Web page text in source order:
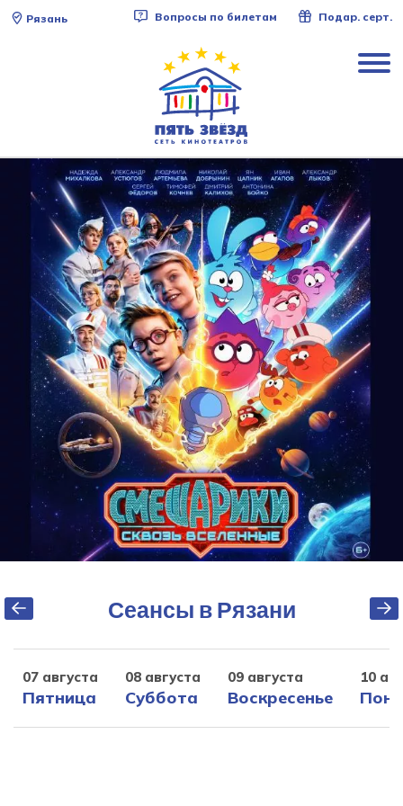
Рязань Вопросы по билетам Подар. серт.
Сеансы в Рязани
07 августа
Пятница
08 августа
Суббота
09 августа
Воскресенье
10